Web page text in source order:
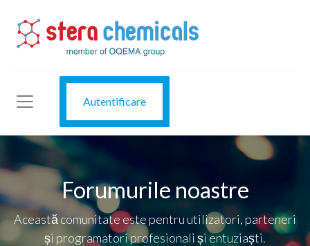
Autentificare
Forumurile noastre
Această comunitate este pentru utilizatori, parteneri
și programatori profesionali și entuziaști.